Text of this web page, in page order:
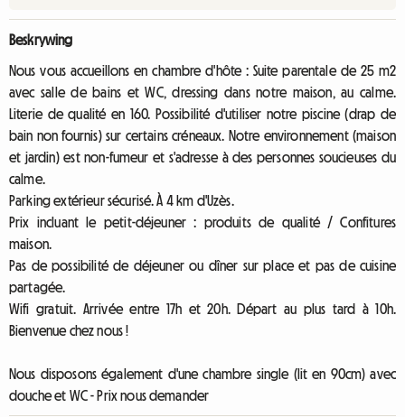
Beskrywing
Nous vous accueillons en chambre d'hôte : Suite parentale de 25 m2
avec salle de bains et WC, dressing dans notre maison, au calme.
Literie de qualité en 160. Possibilité d'utiliser notre piscine (drap de
bain non fournis) sur certains créneaux. Notre environnement (maison
et jardin) est non-fumeur et s'adresse à des personnes soucieuses du
calme.
Parking extérieur sécurisé. À 4 km d'Uzès.
Prix incluant le petit-déjeuner : produits de qualité / Confitures
maison.
Pas de possibilité de déjeuner ou dîner sur place et pas de cuisine
partagée.
Wifi gratuit. Arrivée entre 17h et 20h. Départ au plus tard à 10h.
Bienvenue chez nous !
Nous disposons également d'une chambre single (lit en 90cm) avec
douche et WC - Prix nous demander